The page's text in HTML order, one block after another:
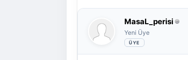
MasaL_perisi
Yeni Üye